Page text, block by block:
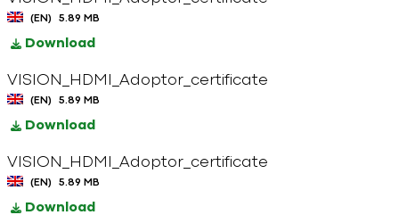
(EN) 5.89 MB
Download
VISION_HDMI_Adoptor_certificate
(EN) 5.89 MB
Download
VISION_HDMI_Adoptor_certificate
(EN) 5.89 MB
Download